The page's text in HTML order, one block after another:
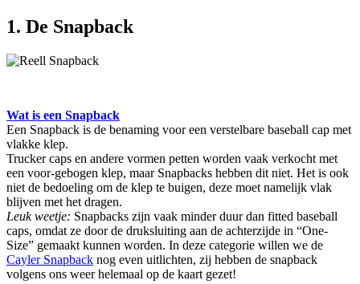
1. De Snapback
Wat is een Snapback
Een Snapback is de benaming voor een verstelbare baseball cap met
vlakke klep.
Trucker caps en andere vormen petten worden vaak verkocht met
een voor-gebogen klep, maar Snapbacks hebben dit niet. Het is ook
niet de bedoeling om de klep te buigen, deze moet namelijk vlak
blijven met het dragen.
Leuk weetje: Snapbacks zijn vaak minder duur dan fitted baseball
caps, omdat ze door de druksluiting aan de achterzijde in “One-
Size” gemaakt kunnen worden. In deze categorie willen we de
Cayler Snapback nog even uitlichten, zij hebben de snapback
volgens ons weer helemaal op de kaart gezet!